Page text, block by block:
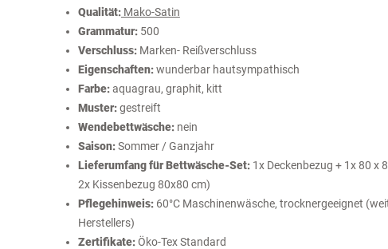
Qualität:Mako-Satin
Grammatur:500
Verschluss: Marken- Reißverschluss
Eigenschaften:wunderbar hautsympathisch
Farbe:aquagrau, graphit, kitt
Muster:gestreift
Wendebettwäsche: nein
Saison:Sommer / Ganzjahr
Lieferumfang für Bettwäsche-Set:1x Deckenbezug + 1x 80 x
2x Kissenbezug 80x80 cm)
Pflegehinweis: 60°C Maschinenwäsche, trocknergeeignet
Herstellers)
Zertifikate:Öko-Tex Standard